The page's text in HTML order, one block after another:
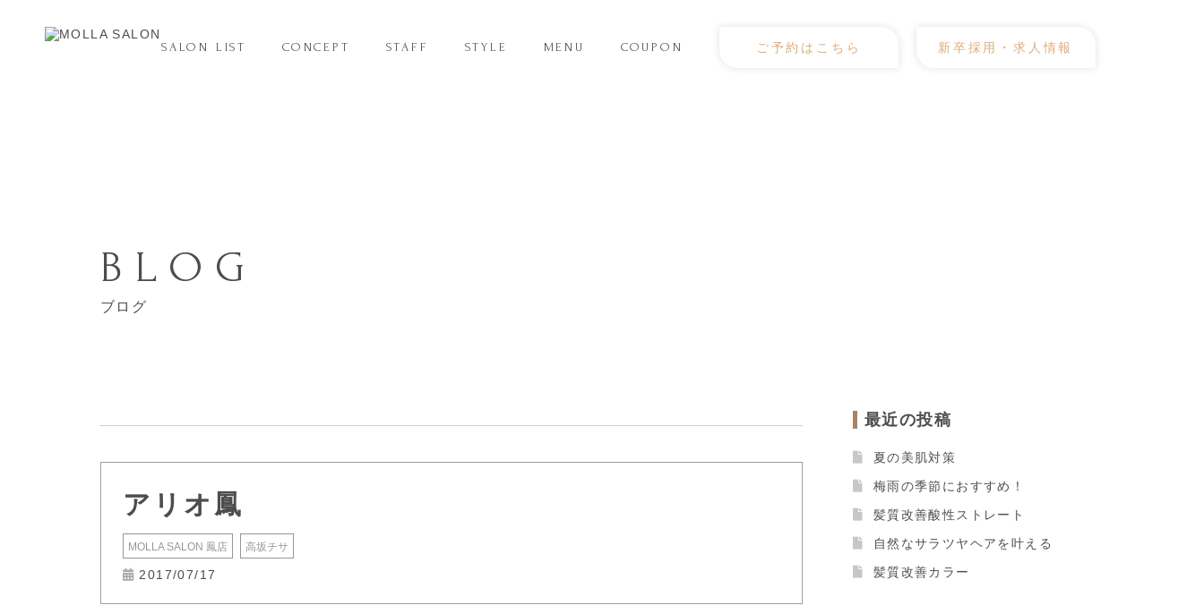
SALON LIST CONCEPT STAFF STYLE MENU COUPON ご予約はこちら 新卒採用・求人情報
BLOG
ブログ
アリオ鳳
MOLLA SALON 鳳店 高坂チサ
2017/07/17
最近の投稿
夏の美肌対策
梅雨の季節におすすめ！
髪質改善酸性ストレート
自然なサラツヤヘアを叶える
髪質改善カラー